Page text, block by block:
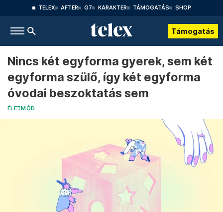
TELEX AFTER G7 KARAKTER TÁMOGATÁS SHOP
Támogatás
Nincs két egyforma gyerek, sem két
egyforma szülő, így két egyforma
óvodai beszoktatás sem
ÉLETMÓD